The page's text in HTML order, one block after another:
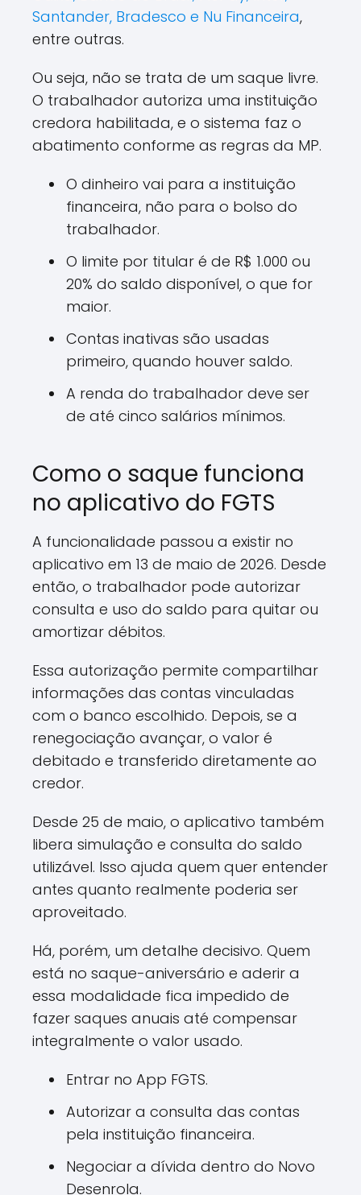
Santander, Bradesco e Nu Financeira,
entre outras.
Ou seja, não se trata de um saque livre.
O trabalhador autoriza uma instituição
credora habilitada, e o sistema faz o
abatimento conforme as regras da MP.
O dinheiro vai para a instituição
financeira, não para o bolso do
trabalhador.
O limite por titular é de R$ 1.000 ou
20% do saldo disponível, o que for
maior.
Contas inativas são usadas
primeiro, quando houver saldo.
A renda do trabalhador deve ser
de até cinco salários mínimos.
Como o saque funciona
no aplicativo do FGTS
A funcionalidade passou a existir no
aplicativo em 13 de maio de 2026. Desde
então, o trabalhador pode autorizar
consulta e uso do saldo para quitar ou
amortizar débitos.
Essa autorização permite compartilhar
informações das contas vinculadas
com o banco escolhido. Depois, se a
renegociação avançar, o valor é
debitado e transferido diretamente ao
credor.
Desde 25 de maio, o aplicativo também
libera simulação e consulta do saldo
utilizável. Isso ajuda quem quer entender
antes quanto realmente poderia ser
aproveitado.
Há, porém, um detalhe decisivo. Quem
está no saque-aniversário e aderir a
essa modalidade fica impedido de
fazer saques anuais até compensar
integralmente o valor usado.
Entrar no App FGTS.
Autorizar a consulta das contas
pela instituição financeira.
Negociar a dívida dentro do Novo
Desenrola.